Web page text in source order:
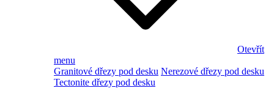
Otevřít
menu
Granitové dřezy pod desku Nerezové dřezy pod desku
Tectonite dřezy pod desku